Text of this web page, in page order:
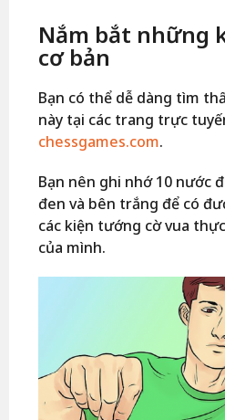
Nắm bắt những
cơ bản
Bạn có thể dễ dàng tìm
này tại các trang trực
chessgames.com.
Bạn nên ghi nhớ 10 nước
đen và bên trắng để có
các kiện tướng cờ vua
của mình.